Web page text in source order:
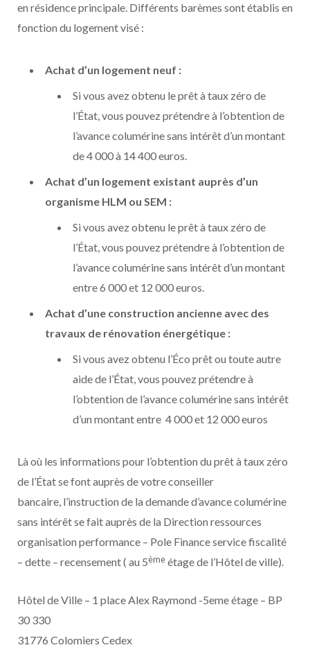
en résidence principale. Différents barèmes sont établis en
fonction du logement visé :
Achat d’un logement neuf :
Si vous avez obtenu le prêt à taux zéro de
l’État, vous pouvez prétendre à l’obtention de
l’avance columérine sans intérêt d’un montant
de 4 000 à 14 400 euros.
Achat d’un logement existant auprès d’un
organisme HLM ou SEM :
Si vous avez obtenu le prêt à taux zéro de
l’État, vous pouvez prétendre à l’obtention de
l’avance columérine sans intérêt d’un montant
entre 6 000 et 12 000 euros.
Achat d’une construction ancienne avec des
travaux de rénovation énergétique :
Si vous avez obtenu l’Éco prêt ou toute autre
aide de l’État, vous pouvez prétendre à
l’obtention de l’avance columérine sans intérêt
d’un montant entre 4 000 et 12 000 euros
Là où les informations pour l’obtention du prêt à taux zéro
de l’État se font auprès de votre conseiller
bancaire, l’instruction de la demande d’avance columérine
sans intérêt se fait auprès de la Direction ressources
organisation performance – Pole Finance service fiscalité
– dette – recensement ( au 5èmeétage de l’Hôtel de ville).
Hôtel de Ville – 1 place Alex Raymond -5eme étage – BP
30 330
31776 Colomiers Cedex